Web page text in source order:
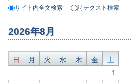
サイト内全文検索 詩テクスト検索
2026年8月
日 月 火 水 木 金
土
1